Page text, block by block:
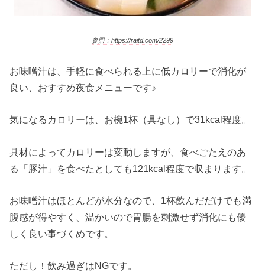
参照：https://raitd.com/2299
お味噌汁は、手軽に食べられる上に低カロリーで消化が
良い、おすすめ夜食メニューです♪
気になるカロリーは、お椀1杯（具なし）で31kcal程度。
具材によってカロリーは変動しますが、食べごたえのあ
る「豚汁」を食べたとしても121kcal程度で収まります。
お味噌汁はほとんどが水分なので、1杯飲んだだけでも満
腹感が得やすく、温かいので胃腸を刺激せず消化にも優
しく良い事づくめです。
ただし！飲み過ぎはNGです。